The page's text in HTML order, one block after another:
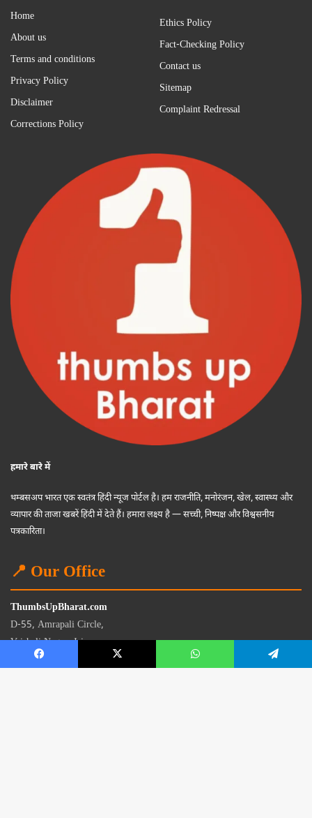
Home
About us
Terms and conditions
Privacy Policy
Disclaimer
Corrections Policy
Ethics Policy
Fact-Checking Policy
Contact us
Sitemap
Complaint Redressal
हमारे बारे में
थम्बसअप भारत एक स्वतंत्र हिंदी न्यूज पोर्टल है। हम राजनीति, मनोरंजन, खेल, स्वास्थ्य और
व्यापार की ताजा खबरें हिंदी में देते हैं। हमारा लक्ष्य है — सच्ची, निष्पक्ष और विश्वसनीय
पत्रकारिता।
📍 Our Office
ThumbsUpBharat.com
D-55, Amrapali Circle,
Vaishali Nagar, Jaipur
Rajasthan - 302021